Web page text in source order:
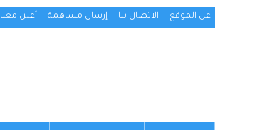
عن الموقع الاتصال بنا إرسال مساهمة أعلن معنا